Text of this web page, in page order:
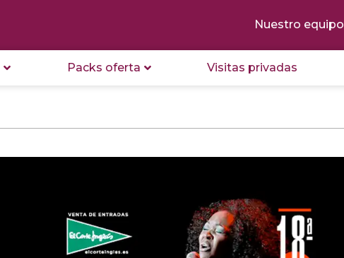
Nuestro equipo
Packs oferta Visitas privadas